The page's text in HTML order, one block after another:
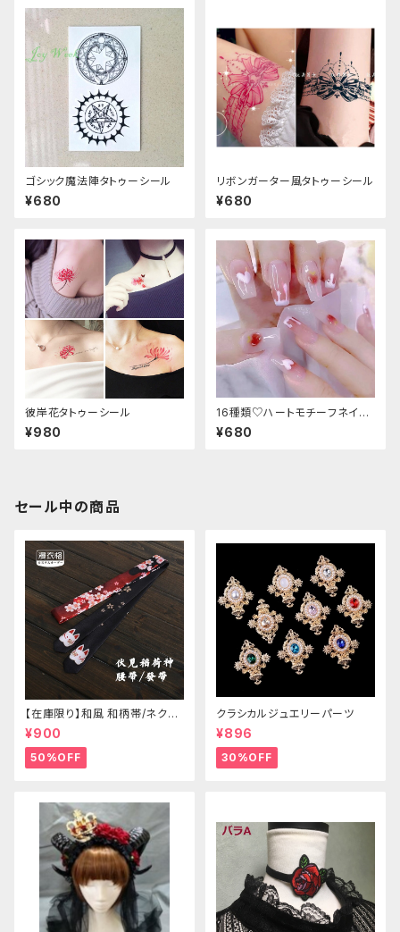
ゴシック魔法陣タトゥーシール
¥680
リボンガーター風タトゥーシール
¥680
彼岸花タトゥーシール
¥980
16種類♡ハートモチーフネイル
チップ
¥680
セール中の商品
【在庫限り】和風 和柄帯/ネクタ
イ/リボン（狐面/金魚
¥900
50%OFF
クラシカルジュエリーパーツ
¥896
30%OFF